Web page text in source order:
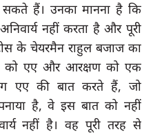
हैं। उनका मानना ​​है कि
नहीं करता है और पूरी
के चेयरमैन राहुल बजाज का
को एए और आरक्षण को एक
एए की बात करते हैं, जो
है, वे इस बात को नहीं
नहीं है। वह पूरी तरह से